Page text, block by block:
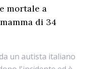
mortale a
di 34
un autista italiano